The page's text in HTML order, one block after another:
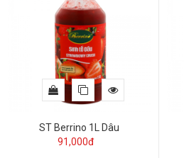
ST Berrino 1L Dâu
91,000đ